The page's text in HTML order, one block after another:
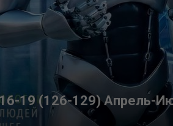
19 (126-129) Апрель-